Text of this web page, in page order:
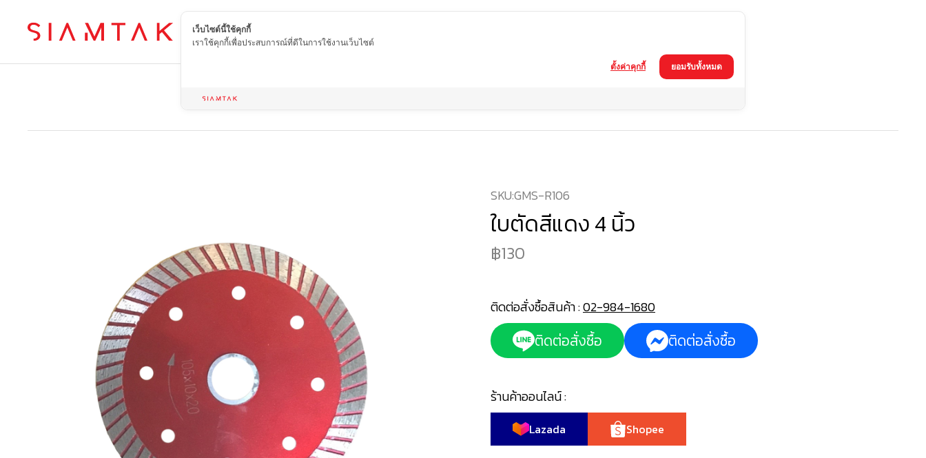
TH
SKU:GMS-R106
ใบตัดสีแดง 4 นิ้ว
130
ติดต่อสั่งซื้อสินค้า :02-984-1680
ติดต่อสั่งซื้อ ติดต่อสั่งซื้อ
ร้านค้าออนไลน์ :
Lazada Shopee
เว็บไซต์นี้ใช้คุกกี้
เราใช้คุกกี้เพื่อประสบการณ์ที่ดีในการใช้งานเว็บไซต์
ยอมรับทั้งหมด
ตั้งค่าคุกกี้